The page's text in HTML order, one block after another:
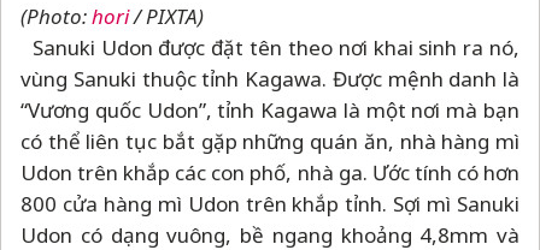
(Photo:hori/ PIXTA)
Sanuki Udon được đặt tên theo nơi khai sinh ra nó,
vùng Sanuki thuộc tỉnh Kagawa. Được mệnh danh là
“Vương quốc Udon”, tỉnh Kagawa là một nơi mà bạn
có thể liên tục bắt gặp những quán ăn, nhà hàng mì
Udon trên khắp các con phố, nhà ga. Ước tính có hơn
800 cửa hàng mì Udon trên khắp tỉnh. Sợi mì Sanuki
Udon có dạng vuông, bề ngang khoảng 4,8mm và